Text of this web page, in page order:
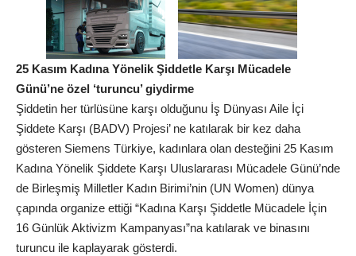
25 Kasım Kadına Yönelik Şiddetle Karşı Mücadele
Günü’ne özel ‘turuncu’ giydirme
Şiddetin her türlüsüne karşı olduğunu İş Dünyası Aile İçi
Şiddete Karşı (BADV) Projesi’ ne katılarak bir kez daha
gösteren Siemens Türkiye, kadınlara olan desteğini 25 Kasım
Kadına Yönelik Şiddete Karşı Uluslararası Mücadele Günü’nde
de Birleşmiş Milletler Kadın Birimi’nin (UN Women) dünya
çapında organize ettiği “Kadına Karşı Şiddetle Mücadele İçin
16 Günlük Aktivizm Kampanyası”na katılarak ve binasını
turuncu ile kaplayarak gösterdi.